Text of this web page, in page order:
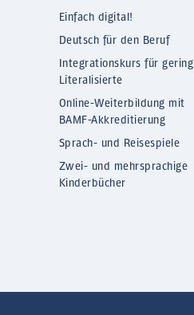
Einfach digital!
Deutsch für den Beruf
Integrationskurs für gering
Literalisierte
Online-Weiterbildung mit
BAMF-Akkreditierung
Sprach- und Reisespiele
Zwei- und mehrsprachige
Kinderbücher